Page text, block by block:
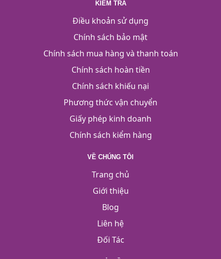
KIỂM TRA
Điều khoản sử dụng
Chính sách bảo mật
Chính sách mua hàng và thanh toán
Chính sách hoàn tiền
Chính sách khiếu nại
Phương thức vận chuyển
Giấy phép kinh doanh
Chính sách kiểm hàng
VỀ CHÚNG TÔI
Trang chủ
Giới thiệu
Blog
Liên hệ
Đối Tác